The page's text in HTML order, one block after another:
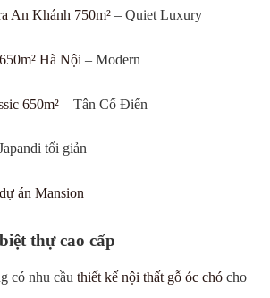
An Khánh 750m²– Quiet Luxury
Hà Nội – Modern
650m²– Tân Cổ Điển
tối giản
án Mansion
thự cao cấp
có nhu cầu thiết kế nội thất gỗ óc chó cho